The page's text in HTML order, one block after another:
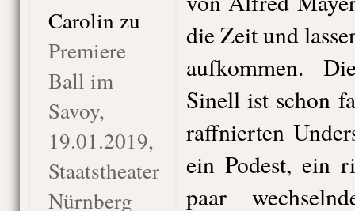
Carolin zu
Premiere
Ball im
Savoy,
19.01.2019,
Staatstheater
Nürnberg
die Zeit und
aufkommen.
Sinell ist schon
raffnierten
ein Podest, ein
paar